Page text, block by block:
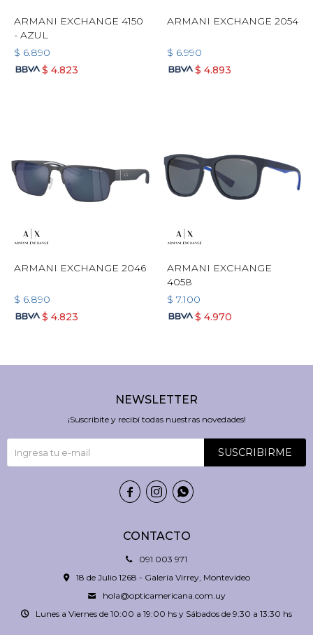
ARMANI EXCHANGE 4150
- AZUL
$ 6.890
$ 4.823
ARMANI EXCHANGE 2054
$ 6.990
$ 4.893
ARMANI EXCHANGE 2046
$ 6.890
$ 4.823
ARMANI EXCHANGE
4058
$ 7.100
$ 4.970
CONTACTO
091 003 971
18 de Julio 1268 - Galería Virrey, Montevideo
hola@opticamericana.com.uy
Lunes a Viernes de 10:00 a 19:00 hs y Sábados de 9:30 a 13:30 hs
NEWSLETTER
¡Suscribite y recibí todas nuestras novedades!
SUSCRIBIRME
  